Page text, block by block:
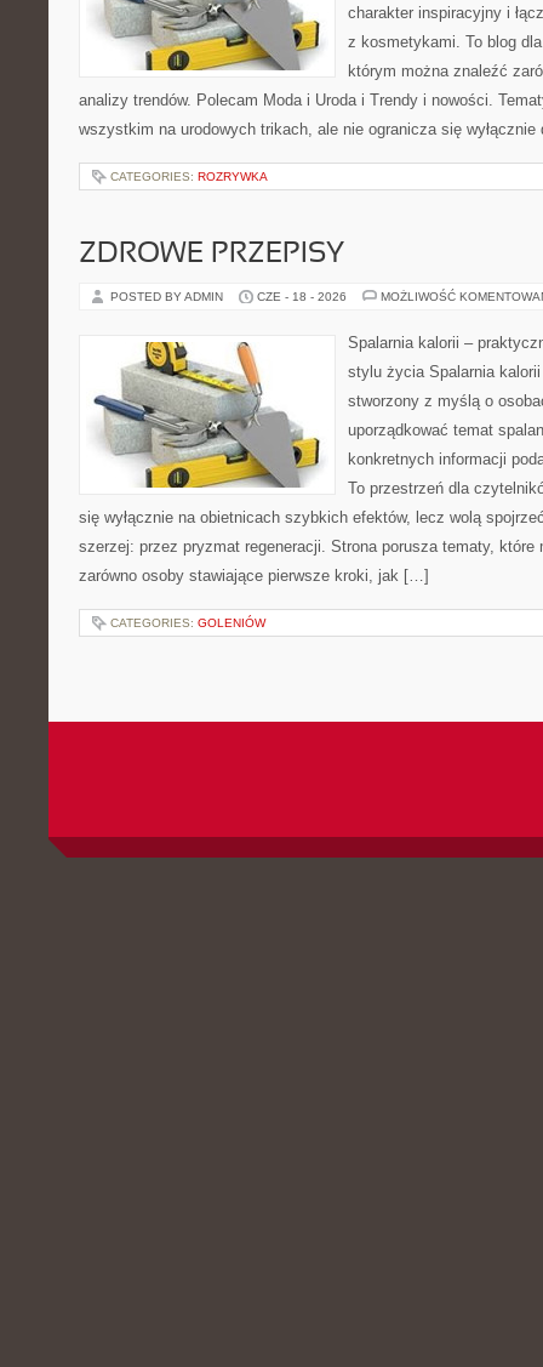
charakter inspiracyjny i
z kosmetykami. To blog
którym można znaleźć
analizy trendów. Polecam Moda i Uroda i Trendy i nowości.
wszystkim na urodowych trikach, ale nie ogranicza się
CATEGORIES: ROZRYWKA
ZDROWE PRZEPISY
POSTED BY ADMIN CZE - 18 - 2026 MOŻLIWOŚĆ
Spalarnia kalorii –
stylu życia Spalarnia
stworzony z myślą o
uporządkować temat
konkretnych informacji
To przestrzeń dla
się wyłącznie na obietnicach szybkich efektów, lecz wolą
szerzej: przez pryzmat regeneracji. Strona porusza tematy, które
zarówno osoby stawiające pierwsze kroki, jak […]
CATEGORIES: GOLENIÓW